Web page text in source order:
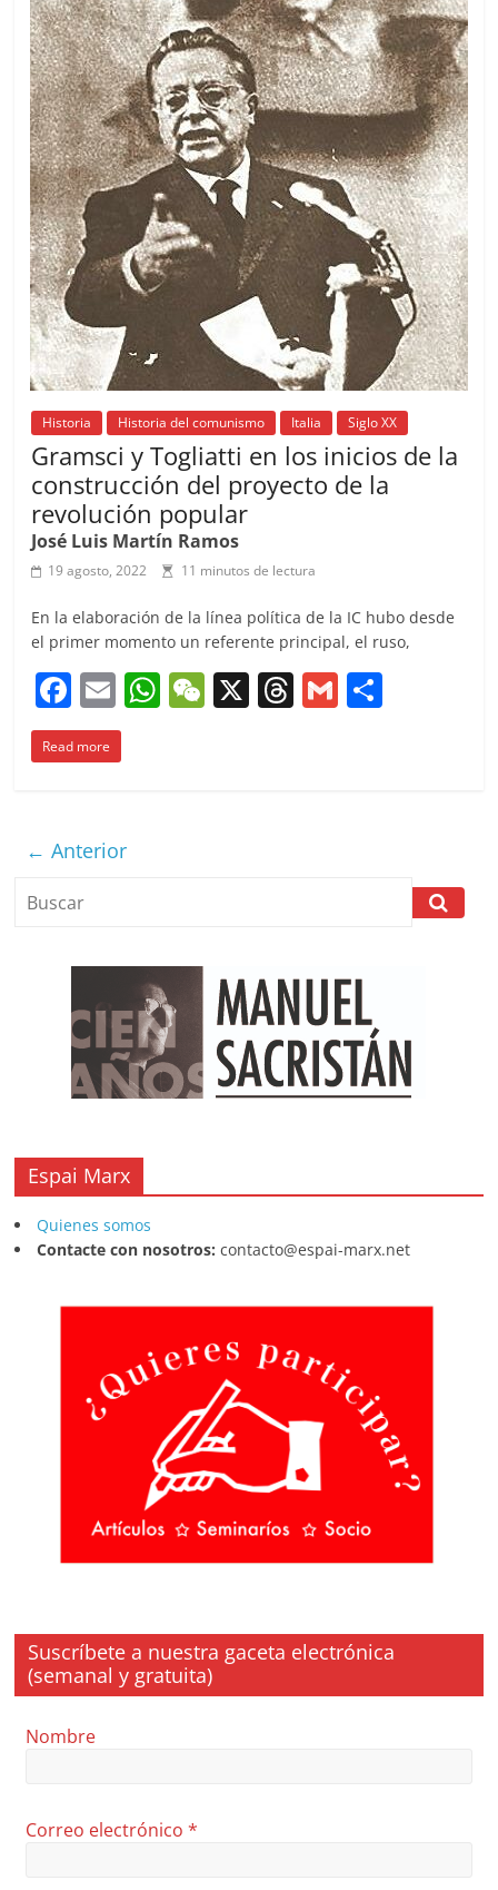
k
Historia Historia del comunismo Italia Siglo XX
Gramsci y Togliatti en los inicios de la
construcción del proyecto de la
revolución popular
José Luis Martín Ramos
19 agosto, 2022 11 minutos de lectura
En la elaboración de la línea política de la IC hubo desde
el primer momento un referente principal, el ruso,
F
a
c
b
o
o
E
m
ai
W W X T G
Read more
← Anterior
Espai Marx
Quienes somos
Contacte con nosotros: contacto@espai-marx.net
Suscríbete a nuestra gaceta electrónica
(semanal y gratuita)
Nombre
Correo electrónico*